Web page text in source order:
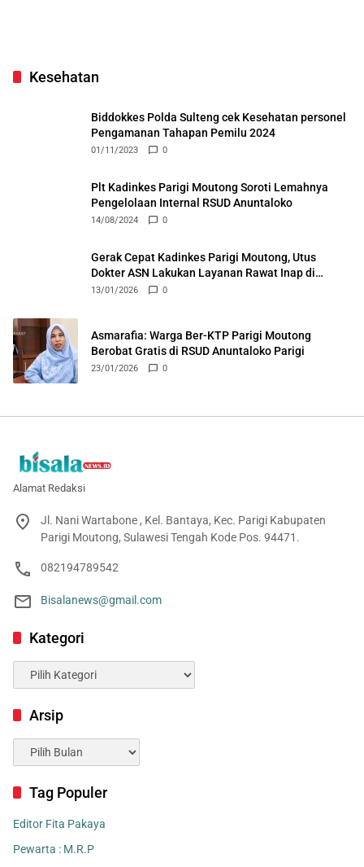
Kesehatan
Biddokkes Polda Sulteng cek Kesehatan personel
Pengamanan Tahapan Pemilu 2024
01/11/2023 0
Plt Kadinkes Parigi Moutong Soroti Lemahnya
Pengelolaan Internal RSUD Anuntaloko
14/08/2024 0
Gerak Cepat Kadinkes Parigi Moutong, Utus
Dokter ASN Lakukan Layanan Rawat Inap di
Puskesmas Ongka
13/01/2026 0
Asmarafia: Warga Ber-KTP Parigi Moutong
Berobat Gratis di RSUD Anuntaloko Parigi
23/01/2026 0
Alamat Redaksi
Jl. Nani Wartabone , Kel. Bantaya, Kec. Parigi Kabupaten
Parigi Moutong, Sulawesi Tengah Kode Pos. 94471.
082194789542
Bisalanews@gmail.com
Kategori
Kategori
Arsip
Arsip
Tag Populer
Editor Fita Pakaya
Pewarta : M.R.P